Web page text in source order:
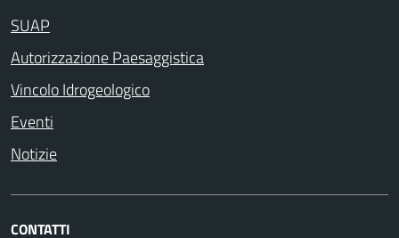
SUAP
Autorizzazione Paesaggistica
Vincolo Idrogeologico
Eventi
Notizie
CONTATTI